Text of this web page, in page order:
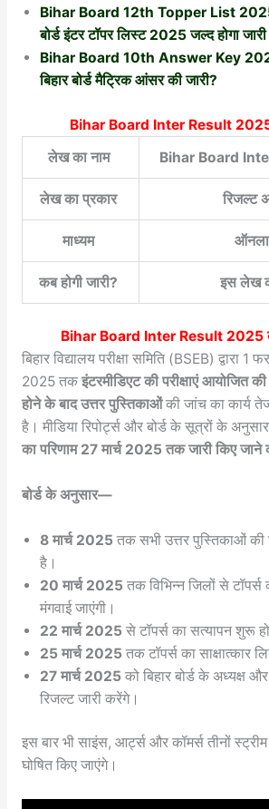
Bihar Board 12th Topper List
बोर्ड इंटर टॉपर लिस्ट 2025 जल्द होगा जारी
Bihar Board 10th Answer Key
बिहार बोर्ड मैट्रिक आंसर की जारी?
Bihar Board Inter Result
लेख का नाम
Bihar Board
लेख का प्रकार रिजल्ट
माध्यम
कब होगी जारी? इस लेख
Bihar Board Inter Result 2025
बिहार विद्यालय परीक्षा समिति (BSEB) द्वारा 1
2025 तक इंटरमीडिएट की परीक्षाएं आयोजित की
होने के बाद उत्तर पुस्तिकाओंकी जांच का कार्य
है। मीडिया रिपोर्ट्स और बोर्ड के सूत्रों के
का परिणाम 27 मार्च 2025 तक जारी किए जाने
बोर्ड के अनुसार—
8 मार्च 2025 तक सभी उत्तर पुस्तिकाओं की
है।
20 मार्च 2025 तक विभिन्न जिलों से टॉपर्स
मंगवाई जाएंगी।
22 मार्च 2025 से टॉपर्स का सत्यापन शुरू
25 मार्च 2025 तक टॉपर्स का साक्षात्कार
27 मार्च 2025 को बिहार बोर्ड के अध्यक्ष
रिजल्ट जारी करेंगे।
इस बार भी साइंस, आर्ट्स और कॉमर्स तीनों
घोषित किए जाएंगे।